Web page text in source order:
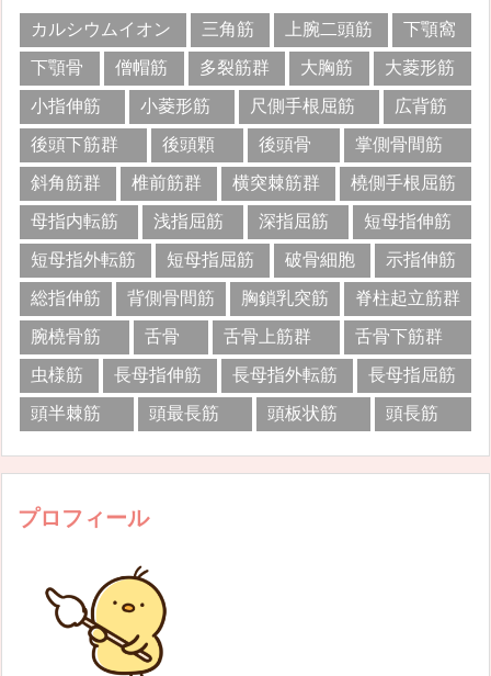
カルシウムイオン 三角筋 上腕二頭筋
下顎窩
下顎骨
僧帽筋 多裂筋群 大胸筋
大菱形筋
小指伸筋
小菱形筋 尺側手根屈筋
広背筋
後頭下筋群
後頭顆 後頭骨
掌側骨間筋
斜角筋群
椎前筋群 横突棘筋群
橈側手根屈筋
母指内転筋
浅指屈筋 深指屈筋
短母指伸筋
短母指外転筋
短母指屈筋 破骨細胞
示指伸筋
総指伸筋
背側骨間筋 胸鎖乳突筋
脊柱起立筋群
腕橈骨筋
舌骨 舌骨上筋群
舌骨下筋群
虫様筋
長母指伸筋 長母指外転筋
長母指屈筋
頭半棘筋
頭最長筋 頭板状筋 頭長筋
プロフィール